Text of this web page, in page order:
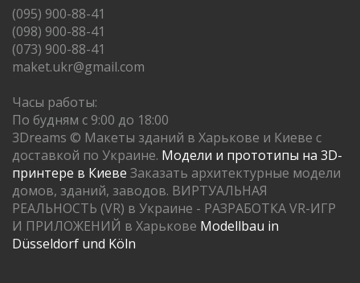
(095) 900-88-41
(098) 900-88-41
(073) 900-88-41
maket.ukr@gmail.com
Часы работы:
По будням с 9:00 до 18:00
3Dreams © Макеты зданий в Харькове и Киеве с
доставкой по Украине. Модели и прототипы на 3D-
принтере в Киеве Заказать архитектурные модели
домов, зданий, заводов. ВИРТУАЛЬНАЯ
РЕАЛЬНОСТЬ (VR) в Украине - РАЗРАБОТКА VR-ИГР
И ПРИЛОЖЕНИЙ в Харькове Modellbau in
Düsseldorf und Köln